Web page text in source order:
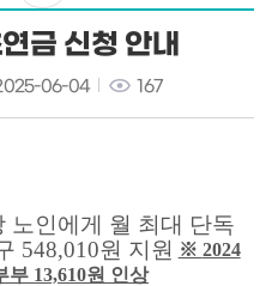
금 신청 안내
06-04 167
노인에게 월 최대 단독
548,010원 지원 ※ 2024
부 13,610원 인상